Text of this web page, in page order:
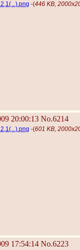
-(446 KB,
20:00:13 No.6214
-(601 KB,
17:54:14 No.6223